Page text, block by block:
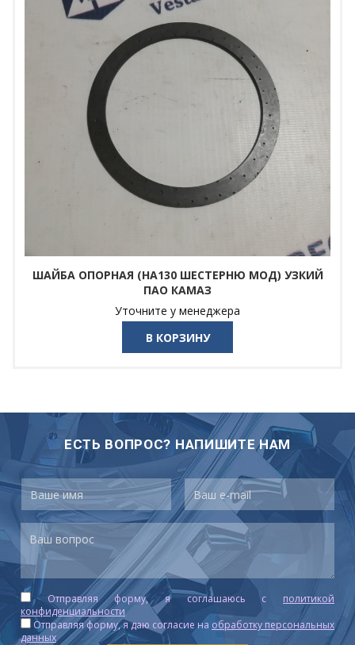
ШАЙБА ОПОРНАЯ (НА130 ШЕСТЕРНЮ МОД) УЗКИЙ
ПАО КАМАЗ
Уточните у менеджера
В КОРЗИНУ
ЕСТЬ ВОПРОС? НАПИШИТЕ НАМ
Отправляя форму, я соглашаюсь c политикой
конфиденциальности
Отправляя форму, я даю согласие на обработку персональных
данных